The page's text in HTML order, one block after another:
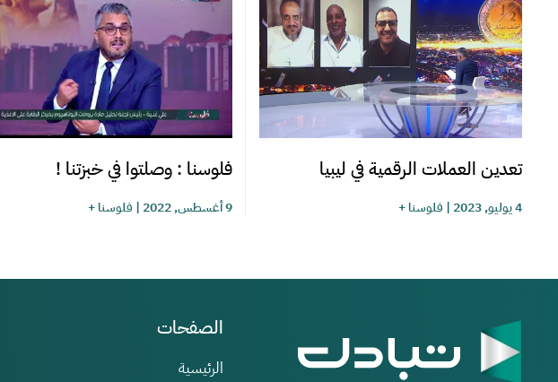
تعدين العملات الرقمية في ليبيا
4 يوليو, 2023 | فلوسنا +
فلوسنا : وصلتوا في خبزتنا !
9 أغسطس, 2022 | فلوسنا +
الصفحات
الرئيسية